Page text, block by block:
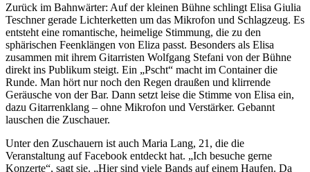
Zurück im Bahnwärter: Auf der kleinen Bühne schlingt Elisa Giulia
Teschner gerade Lichterketten um das Mikrofon und Schlagzeug. Es
entsteht eine romantische, heimelige Stimmung, die zu den
sphärischen Feenklängen von Eliza passt. Besonders als Elisa
zusammen mit ihrem Gitarristen Wolfgang Stefani von der Bühne
direkt ins Publikum steigt. Ein „Pscht“ macht im Container die
Runde. Man hört nur noch den Regen draußen und klirrende
Geräusche von der Bar. Dann setzt leise die Stimme von Elisa ein,
dazu Gitarrenklang – ohne Mikrofon und Verstärker. Gebannt
lauschen die Zuschauer.
Unter den Zuschauern ist auch Maria Lang, 21, die die
Veranstaltung auf Facebook entdeckt hat. „Ich besuche gerne
Konzerte“, sagt sie. „Hier sind viele Bands auf einem Haufen. Da